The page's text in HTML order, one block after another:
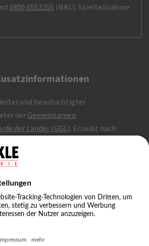
0800 6552255 (NKL). Spielteilnahme
und beaufsichtigter
derGemeinsamen
der Länder (GGL). Erlaubt nach